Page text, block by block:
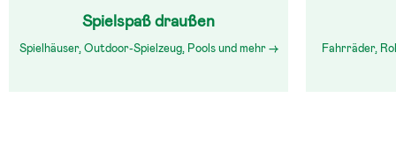
Spielspaß draußen
Spielhäuser, Outdoor-Spielzeug, Pools und mehr → Fahrräder,